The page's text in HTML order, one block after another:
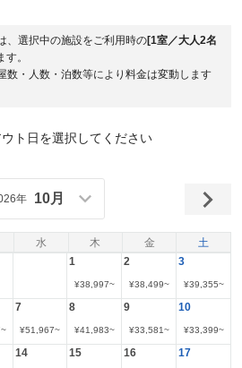
、選択中の施設をご利用時の[1室／大人2名
す。
数・人数・泊数等により料金は変動します
ト日を選択してください
水 木 金 土
年 10月
1
¥38,997~
2
¥38,499~
3
¥39,355~
~
7
¥51,967~
8
¥41,983~
9
¥33,581~
10
¥33,399~
14 15 16 17